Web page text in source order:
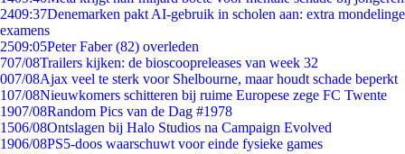
2409:37Denemarken pakt AI-gebruik in scholen aan: extra mondelinge
examens
2509:05Peter Faber (82) overleden
707/08Trailers kijken: de bioscoopreleases van week 32
007/08Ajax veel te sterk voor Shelbourne, maar houdt schade beperkt
107/08Nieuwkomers schitteren bij ruime Europese zege FC Twente
1907/08Random Pics van de Dag #1978
1506/08Ontslagen bij Halo Studios na Campaign Evolved
1906/08PS5-doos waarschuwt voor einde fysieke games